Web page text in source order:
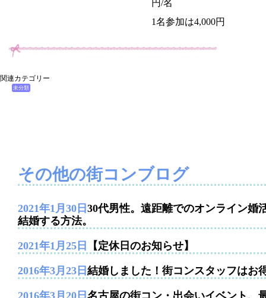
円/名
1名参加は4,000円
関連カテゴリー
未分類
その他の街コンブログ
2021年1月30日 30代男性。遠距離でのオンライン婚
結婚する方法。
2021年1月25日 【定休日のお知らせ】
2016年3月23日 結婚しました！街コンスタッフはお
2016年3月20日 名古屋の街コン・出会いイベント、